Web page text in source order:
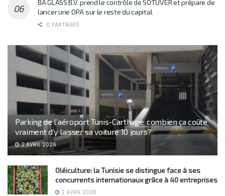
BA GLASS B.V. prend le contrôle de SOTUVER et prépare de
lancer une OPA sur le reste du capital
0 PARTAGES
Parking de l’aéroport Tunis-Carthage: combien ça coûte
vraiment d’y laisser sa voiture 10 jours?
2 AVRIL 2026
Oléiculture: la Tunisie se distingue face à ses
concurrents internationaux grâce à 40 entreprises
2 AVRIL 2026